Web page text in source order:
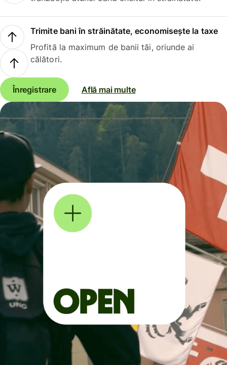
Trimite bani în străinătate, economisește la taxe
Profită la maximum de banii tăi, oriunde ai
călători.
Înregistrare Află mai multe